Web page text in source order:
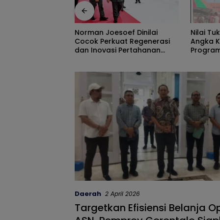
Nilai Tukar Petani Naik,
Angka Kemiskinan Turun,
Program Gusnar-Idah Jadi
Peran
Track,
Daerah 2 April 2026
Targetkan Efisiensi Belanja